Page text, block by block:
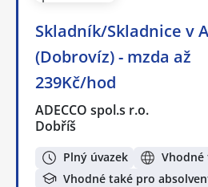
Skladník/Skladnice v
(Dobrovíz) - mzda až
239Kč/hod
ADECCO spol.s r.o.
Dobříš
Plný úvazek
Vhodné
Vhodné také pro